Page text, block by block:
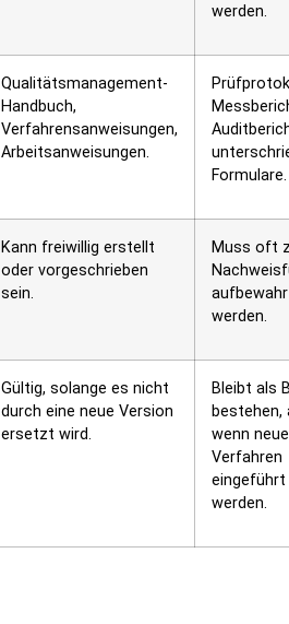
werden.
Qualitätsmanagement-
Handbuch,
Verfahrensanweisungen,
Arbeitsanweisungen.
Formulare.
Kann freiwillig erstellt
oder vorgeschrieben
sein.
Muss oft
werden.
Gültig, solange es nicht
durch eine neue Version
ersetzt wird.
Bleibt als
bestehen,
wenn neue
Verfahren
eingeführt
werden.